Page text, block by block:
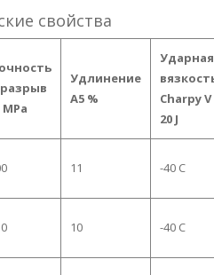
свойства
MPa
Удлинение
A5 %
Ударная
Charpy V
20 J
11 -40 C
10 -40 C